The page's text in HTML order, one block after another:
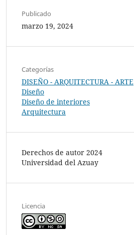
Publicado
marzo 19, 2024
Categorías
DISEÑO - ARQUITECTURA - ARTE
Diseño
Diseño de interiores
Arquitectura
Derechos de autor 2024
Universidad del Azuay
Licencia